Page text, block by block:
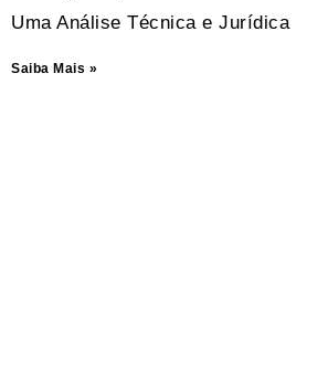
Uma Análise Técnica e Jurídica
Saiba Mais »